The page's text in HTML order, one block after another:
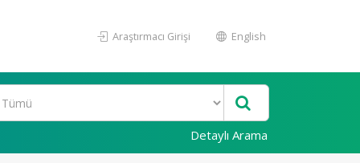
Araştırmacı Girişi English
Detaylı Arama